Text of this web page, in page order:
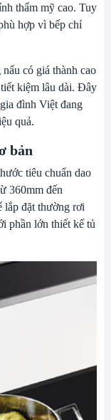
thẩm mỹ cao. Tuy
hợp vì bếp chỉ
nấu có giá thành cao
kiệm lâu dài. Đây
đình Việt đang
quả.
bản
tiêu chuẩn dao
360mm đến
lắp đặt thường rơi
phần lớn thiết kế tủ